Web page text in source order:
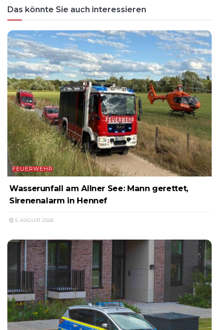
Das könnte Sie auch interessieren
FEUERWEHR
Wasserunfall am Allner See: Mann gerettet,
Sirenenalarm in Hennef
5. AUGUST 2026